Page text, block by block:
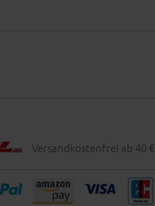
Versandkostenfrei ab 40 €